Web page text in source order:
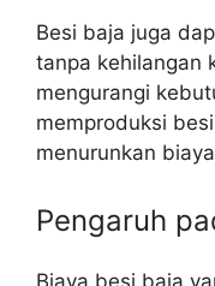
Besi baja juga
tanpa kehilangan
mengurangi
memproduksi
menurunkan
Pengaruh
Biaya besi baja